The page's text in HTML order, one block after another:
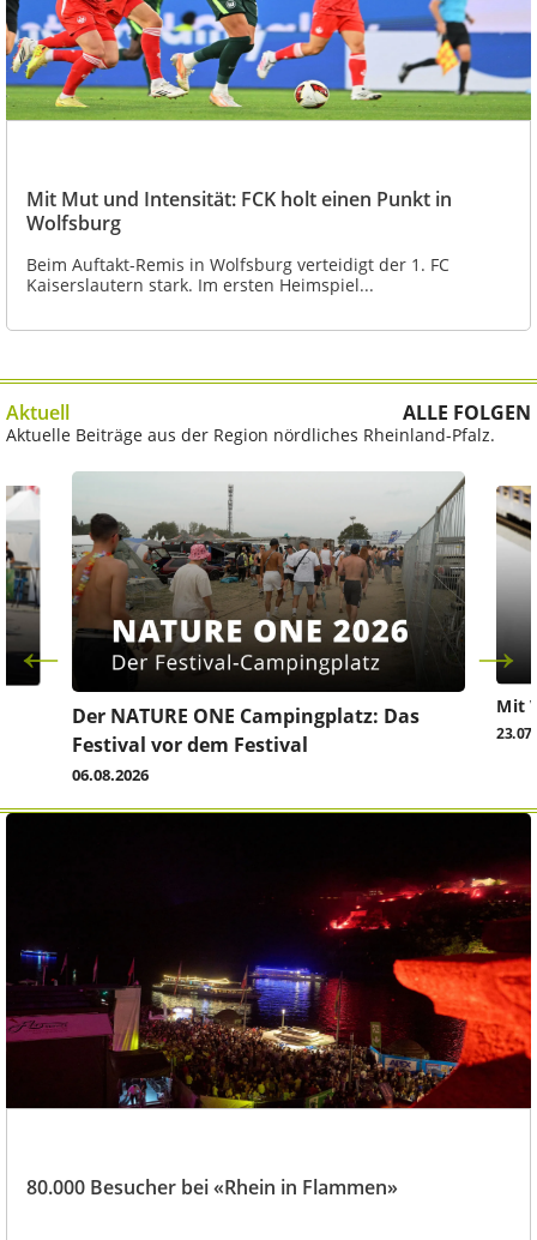
Mit Mut und Intensität: FCK holt einen Punkt in
Wolfsburg
Beim Auftakt-Remis in Wolfsburg verteidigt der 1. FC
Kaiserslautern stark. Im ersten Heimspiel...
Aktuell ALLE FOLGEN
Aktuelle Beiträge aus der Region nördliches Rheinland-Pfalz.
Der NATURE ONE Campingplatz: Das
Festival vor dem Festival
06.08.2026
Mit
80.000 Besucher bei «Rhein in Flammen»